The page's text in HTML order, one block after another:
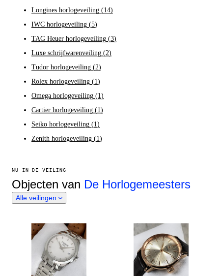
Longines horlogeveiling (14)
IWC horlogeveiling (5)
TAG Heuer horlogeveiling (3)
Luxe schrijfwarenveiling (2)
Tudor horlogeveiling (2)
Rolex horlogeveiling (1)
Omega horlogeveiling (1)
Cartier horlogeveiling (1)
Seiko horlogeveiling (1)
Zenith horlogeveiling (1)
NU IN DE VEILING
Objecten van De Horlogemeesters
Alle veilingen